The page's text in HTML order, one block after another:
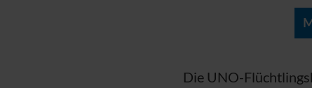
Die UNO-